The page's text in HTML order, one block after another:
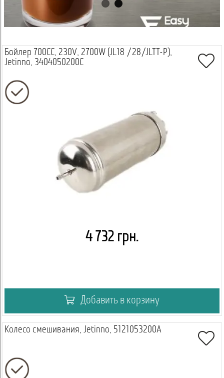
Бойлер 700СС, 230V, 2700W (JL18 /28/JLTT-P),
Jetinno, 3404050200C
4 732 грн.
Добавить в корзину
Колесо смешивания, Jetinno, 5121053200A